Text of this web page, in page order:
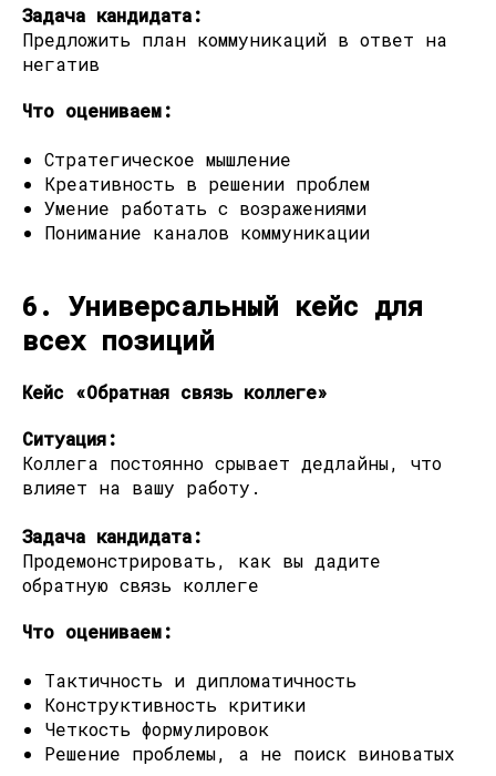
Задача кандидата:
Предложить план коммуникаций в ответ на
негатив
Что оцениваем:
Стратегическое мышление
Креативность в решении проблем
Умение работать с возражениями
Понимание каналов коммуникации
6. Универсальный кейс для
всех позиций
Кейс «Обратная связь коллеге»
Ситуация:
Коллега постоянно срывает дедлайны, что
влияет на вашу работу.
Задача кандидата:
Продемонстрировать, как вы дадите
обратную связь коллеге
Что оцениваем:
Тактичность и дипломатичность
Конструктивность критики
Четкость формулировок
Решение проблемы, а не поиск виноватых